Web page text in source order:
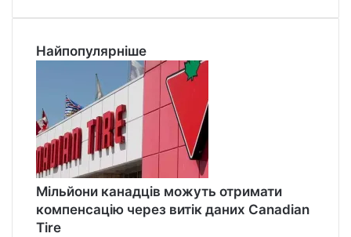
Найпопулярніше
Мільйони канадців можуть отримати
компенсацію через витік даних Canadian
Tire